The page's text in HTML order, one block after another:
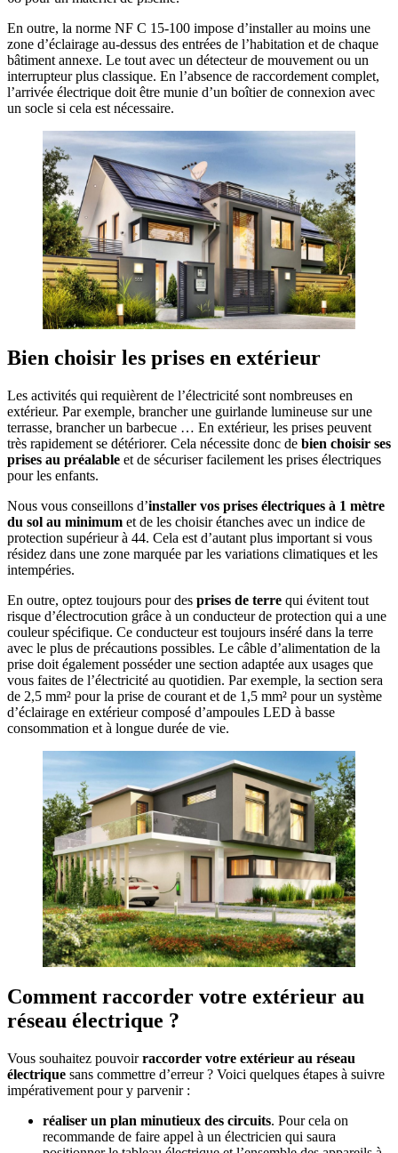
En outre, la norme NF C 15-100 impose d’installer au moins une
zone d’éclairage au-dessus des entrées de l’habitation et de chaque
bâtiment annexe. Le tout avec un détecteur de mouvement ou un
interrupteur plus classique. En l’absence de raccordement complet,
l’arrivée électrique doit être munie d’un boîtier de connexion avec
un socle si cela est nécessaire.
Bien choisir les prises en extérieur
Les activités qui requièrent de l’électricité sont nombreuses en
extérieur. Par exemple, brancher une guirlande lumineuse sur une
terrasse, brancher un barbecue … En extérieur, les prises peuvent
très rapidement se détériorer. Cela nécessite donc de bien choisir ses
prises au préalable et de sécuriser facilement les prises électriques
pour les enfants.
Nous vous conseillons d’installer vos prises électriques à 1 mètre
du sol au minimum et de les choisir étanches avec un indice de
protection supérieur à 44. Cela est d’autant plus important si vous
résidez dans une zone marquée par les variations climatiques et les
intempéries.
En outre, optez toujours pour des prises de terre qui évitent tout
risque d’électrocution grâce à un conducteur de protection qui a une
couleur spécifique. Ce conducteur est toujours inséré dans la terre
avec le plus de précautions possibles. Le câble d’alimentation de la
prise doit également posséder une section adaptée aux usages que
vous faites de l’électricité au quotidien. Par exemple, la section sera
de 2,5 mm² pour la prise de courant et de 1,5 mm² pour un système
d’éclairage en extérieur composé d’ampoules LED à basse
consommation et à longue durée de vie.
Comment raccorder votre extérieur au
réseau électrique ?
Vous souhaitez pouvoirraccorder votre extérieur au réseau
électrique sans commettre d’erreur ? Voici quelques étapes à suivre
impérativement pour y parvenir :
réaliser un plan minutieux des circuits. Pour cela on
recommande de faire appel à un électricien qui saura